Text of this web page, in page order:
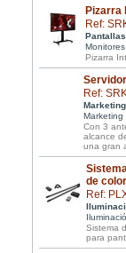
Pizarra
Ref:
Pantallas
Pizarra
Ref:
Con 3
alcance
una gran
de
Ref:
Sistema
para